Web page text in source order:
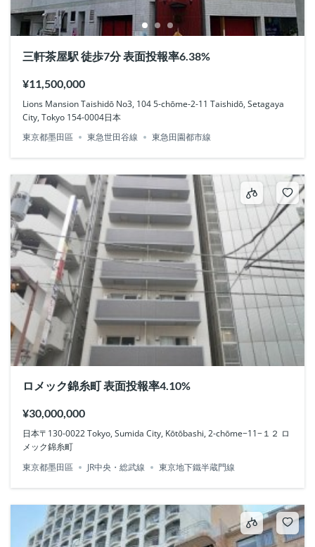
三軒茶屋駅 徒歩7分 表面投報率6.38%
¥11,500,000
Lions Mansion Taishidō No3, 104 5-chōme-2-11 Taishidō, Setagaya
City, Tokyo 154-0004日本
東京都墨田區
東急世田谷線 東急田園都市線
ロメック錦糸町 表面投報率4.10%
¥30,000,000
日本〒130-0022 Tokyo, Sumida City, Kōtōbashi, 2-chōme−11−１２ ロ
メック錦糸町
東京都墨田區
JR中央・総武線 東京地下鐵半蔵門線